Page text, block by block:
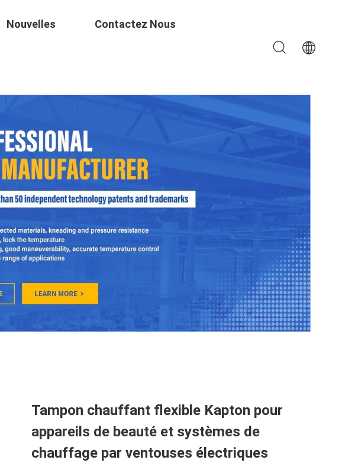
Nouvelles Contactez Nous
Tampon chauffant flexible Kapton pour
appareils de beauté et systèmes de
chauffage par ventouses électriques